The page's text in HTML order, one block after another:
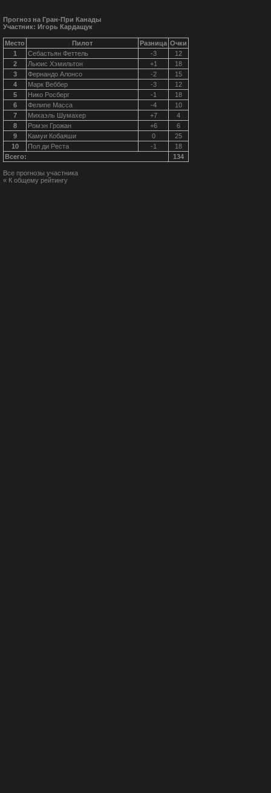
Прогноз на Гран-При Канады
Участник: Игорь Кардащук
Место Пилот Разница Очки
1
Себастьян Феттель -3
12
2
Льюис Хэмильтон +1
18
3
Фернандо Алонсо -2
15
4
Марк Веббер -3
12
5
Нико Росберг -1
18
6
Фелипе Масса -4
10
7
Михаэль Шумахер +7
4
8
Ромэн Грожан +6
6
9
Камуи Кобаяши 0
25
10
Пол ди Реста -1
18
Всего:
134
Все прогнозы участника
« К общему рейтингу